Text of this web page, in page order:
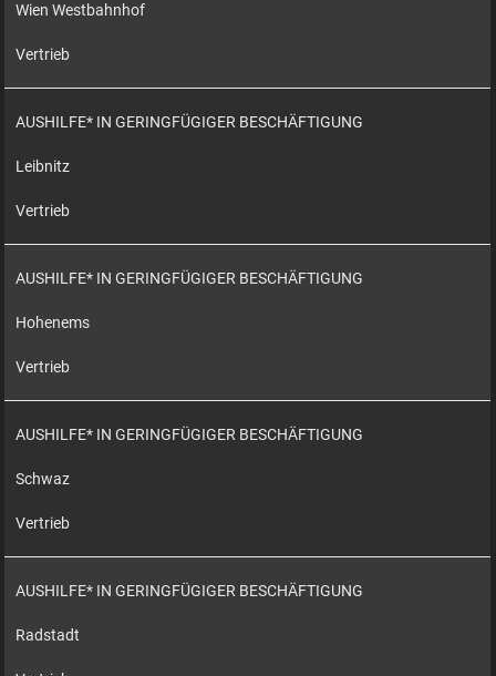
Wien Westbahnhof
Vertrieb
AUSHILFE* IN GERINGFÜGIGER BESCHÄFTIGUNG
Leibnitz
Vertrieb
AUSHILFE* IN GERINGFÜGIGER BESCHÄFTIGUNG
Hohenems
Vertrieb
AUSHILFE* IN GERINGFÜGIGER BESCHÄFTIGUNG
Schwaz
Vertrieb
AUSHILFE* IN GERINGFÜGIGER BESCHÄFTIGUNG
Radstadt